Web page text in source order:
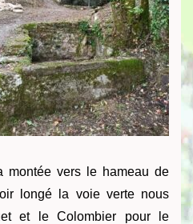
montée vers le hameau de
longé la voie verte nous
et le Colombier pour le